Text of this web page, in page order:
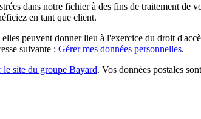
dans notre fichier à des fins de traitement de
en tant que client.
peuvent donner lieu à l'exercice du droit
suivante : Gérer mes données personnelles.
site du groupe Bayard. Vos données postales